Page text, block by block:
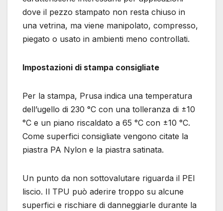
dove il pezzo stampato non resta chiuso in
una vetrina, ma viene manipolato, compresso,
piegato o usato in ambienti meno controllati.
Impostazioni di stampa consigliate
Per la stampa, Prusa indica una temperatura
dell’ugello di 230 °C con una tolleranza di ±10
°C e un piano riscaldato a 65 °C con ±10 °C.
Come superfici consigliate vengono citate la
piastra PA Nylon e la piastra satinata.
Un punto da non sottovalutare riguarda il PEI
liscio. Il TPU può aderire troppo su alcune
superfici e rischiare di danneggiarle durante la